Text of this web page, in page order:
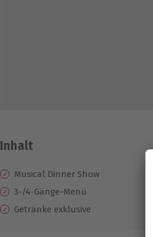
Inhalt
Musical Dinner Show
3-/4-Gänge-Menü
Getränke exklusive